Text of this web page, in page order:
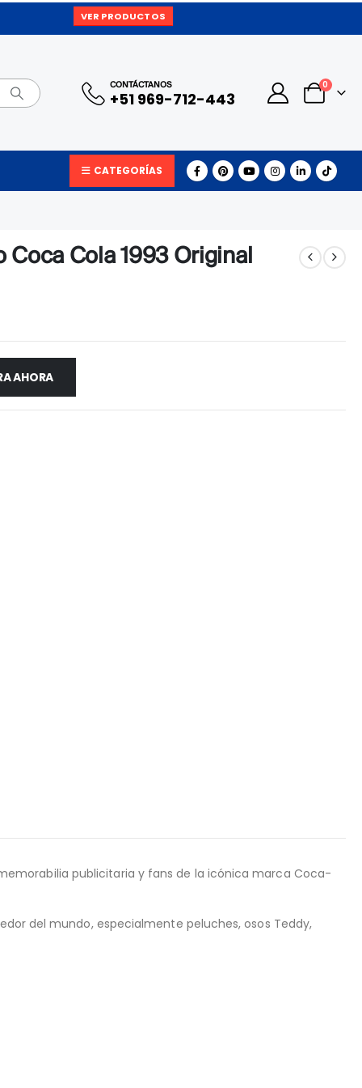
VER PRODUCTOS
CONTÁCTANOS
+51 969-712-443
0
CATEGORÍAS
Coca Cola 1993 Original
AHORA
publicitaria y fans de la icónica marca Coca-
del mundo, especialmente peluches, osos Teddy,